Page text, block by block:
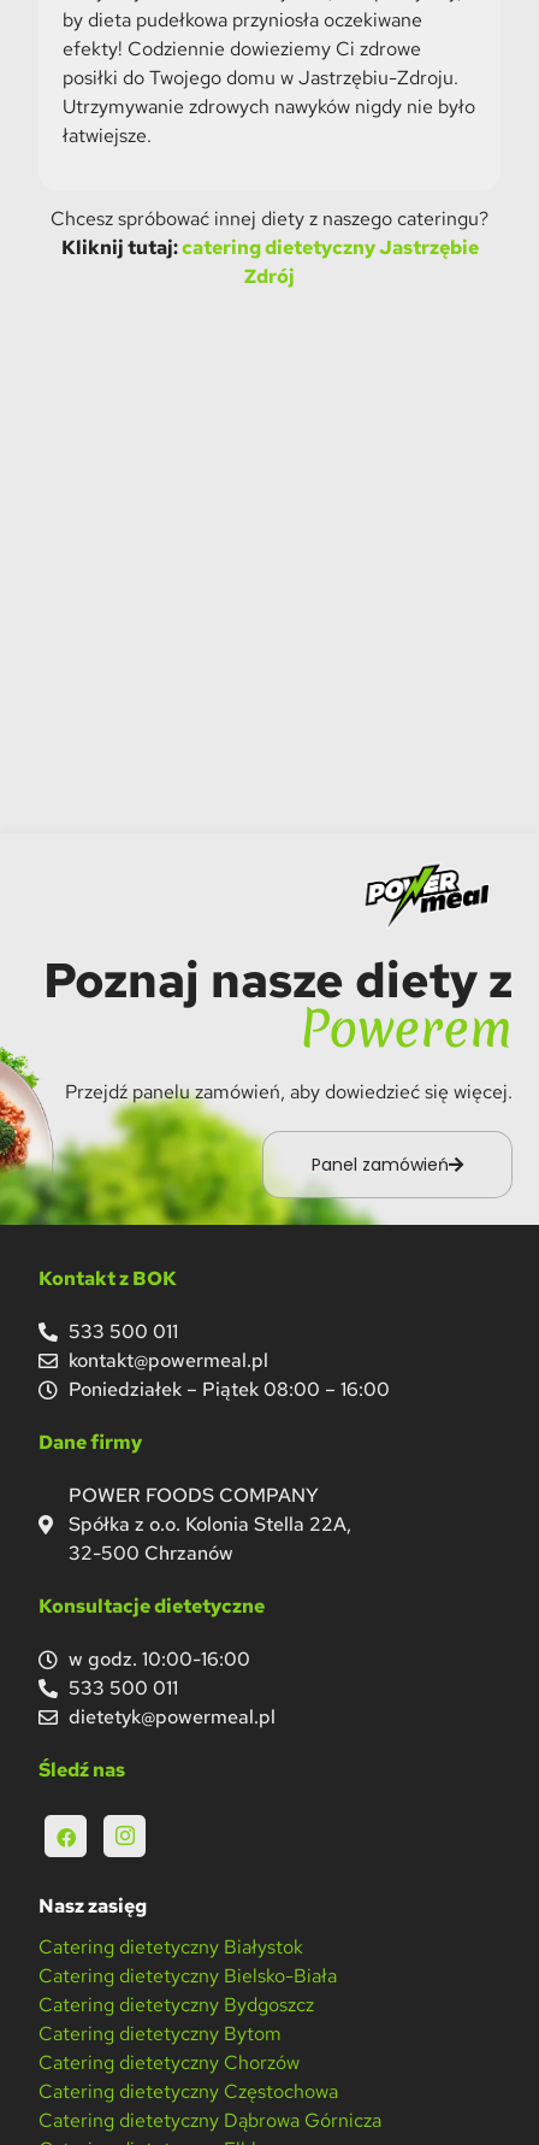
by dieta pudełkowa przyniosła oczekiwane
efekty! Codziennie dowieziemy Ci zdrowe
posiłki do Twojego domu w Jastrzębiu-Zdroju.
Utrzymywanie zdrowych nawyków nigdy nie było
łatwiejsze.
Chcesz spróbować innej diety z naszego cateringu?
Kliknij tutaj:catering dietetyczny Jastrzębie
Zdrój
Poznaj nasze diety z
Powerem
Przejdź panelu zamówień, aby dowiedzieć się więcej.
Panel zamówień
Kontakt z BOK
533 500 011
kontakt@powermeal.pl
Poniedziałek – Piątek 08:00 – 16:00
Dane firmy
POWER FOODS COMPANY
Spółka z o.o. Kolonia Stella 22A,
32-500 Chrzanów
Konsultacje dietetyczne
w godz. 10:00-16:00
533 500 011
dietetyk@powermeal.pl
Śledź nas
Nasz zasięg
Catering dietetyczny Białystok
Catering dietetyczny Bielsko-Biała
Catering dietetyczny Bydgoszcz
Catering dietetyczny Bytom
Catering dietetyczny Chorzów
Catering dietetyczny Częstochowa
Catering dietetyczny Dąbrowa Górnicza